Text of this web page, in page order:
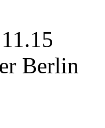
Berlin